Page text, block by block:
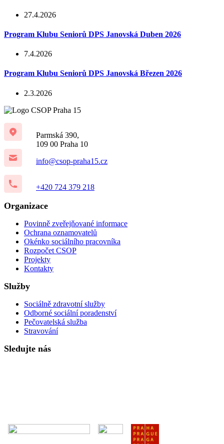
27.4.2026
Program Klubu Seniorů DPS Janovská Duben 2026
7.4.2026
Program Klubu Seniorů DPS Janovská Březen 2026
2.3.2026
Parmská 390,
109 00 Praha 10
info@csop-praha15.cz
+420 724 379 218
Organizace
Povinně zveřejňované informace
Ochrana oznamovatelů
Okénko sociálního pracovníka
Rozpočet CSOP
Projekty
Kontakty
Služby
Sociálně zdravotní služby
Odborné sociální poradenství
Pečovatelská služba
Stravování
Sledujte nás